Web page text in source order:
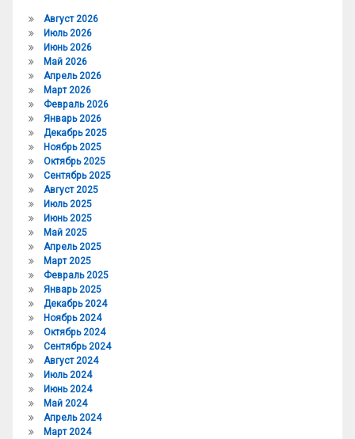
Август 2026
Июль 2026
Июнь 2026
Май 2026
Апрель 2026
Март 2026
Февраль 2026
Январь 2026
Декабрь 2025
Ноябрь 2025
Октябрь 2025
Сентябрь 2025
Август 2025
Июль 2025
Июнь 2025
Май 2025
Апрель 2025
Март 2025
Февраль 2025
Январь 2025
Декабрь 2024
Ноябрь 2024
Октябрь 2024
Сентябрь 2024
Август 2024
Июль 2024
Июнь 2024
Май 2024
Апрель 2024
Март 2024